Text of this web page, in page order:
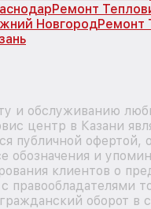
Ремонт
НовгородРемонт
и обслуживанию
центр в Казани
публичной
обозначения и
клиентов о
правообладателями
оборот в